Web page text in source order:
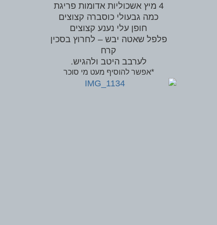
4 מיץ אשכוליות אדומות פריגת
כמה גבעולי כוסברה קצוצים
חופן עלי נענע קצוצים
פלפל שאטה יבש – לחרוץ בסכין
קרח
לערבב היטב ולהגיש.
*אפשר להוסיף מעט מי סוכר